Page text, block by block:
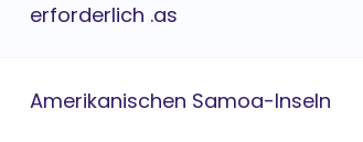
erforderlich .as
Amerikanischen Samoa-Inseln